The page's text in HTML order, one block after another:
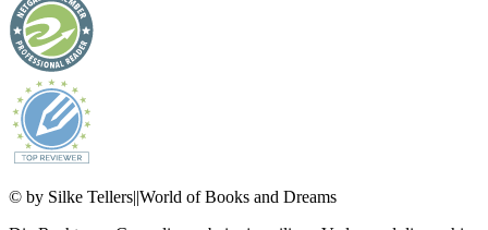
© by Silke Tellers||World of Books and Dreams